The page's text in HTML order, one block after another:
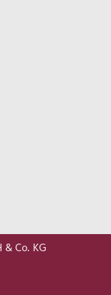
Co. KG